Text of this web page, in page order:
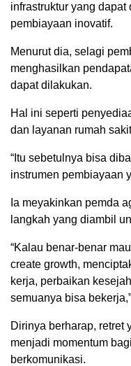
infrastruktur yang
pembiayaan inovatif.
Menurut dia, selagi
menghasilkan
dapat dilakukan.
Hal ini seperti
dan layanan rumah
“Itu sebetulnya bisa
instrumen pembiayaan
Ia meyakinkan pemda
langkah yang diambil
“Kalau benar-benar
create growth,
kerja, perbaikan
semuanya bisa
Dirinya berharap, retret
menjadi momentum
berkomunikasi.